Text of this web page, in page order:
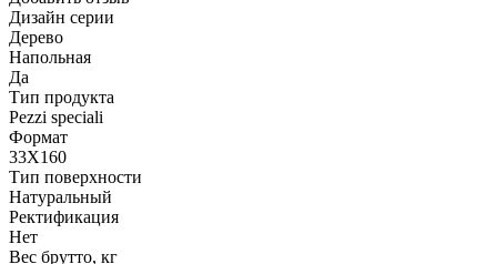
Дизайн серии
Дерево
Напольная
Да
Тип продукта
Pezzi speciali
Формат
33X160
Тип поверхности
Натуральный
Ректификация
Нет
Вес брутто, кг